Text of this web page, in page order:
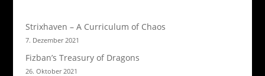
Strixhaven – A Curriculum of Chaos
7. Dezember 2021
Fizban’s Treasury of Dragons
26. Oktober 2021